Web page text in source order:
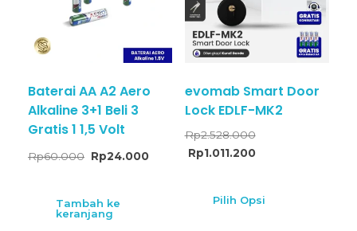
Baterai AA A2 Aero
Alkaline 3+1 Beli 3
Gratis 1 1,5 Volt
Rp60.000 Rp24.000
Tambah ke
keranjang
evomab Smart Door
Lock EDLF-MK2
Rp2.528.000
Rp1.011.200
Pilih Opsi